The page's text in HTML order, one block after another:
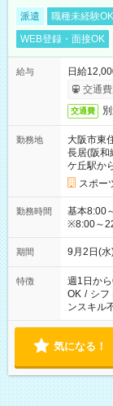
派遣 職種未経験OK
WEB登録・面接OK
給与
日給
交通
交通費
勤務地
大阪市東
長居(阪和
ケ丘駅か
スポー
勤務時間
基本8:00
※8:00～
ように相
期間 9月2日(
特徴 週1日か
OK / シフ
ンスキル
気になる！